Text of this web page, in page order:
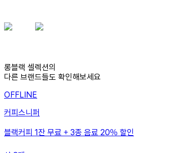
롱블랙 셀렉션의
다른 브랜드들도 확인해보세요
OFFLINE
커피스니퍼
블랙커피 1잔 무료 + 3종 음료 20% 할인